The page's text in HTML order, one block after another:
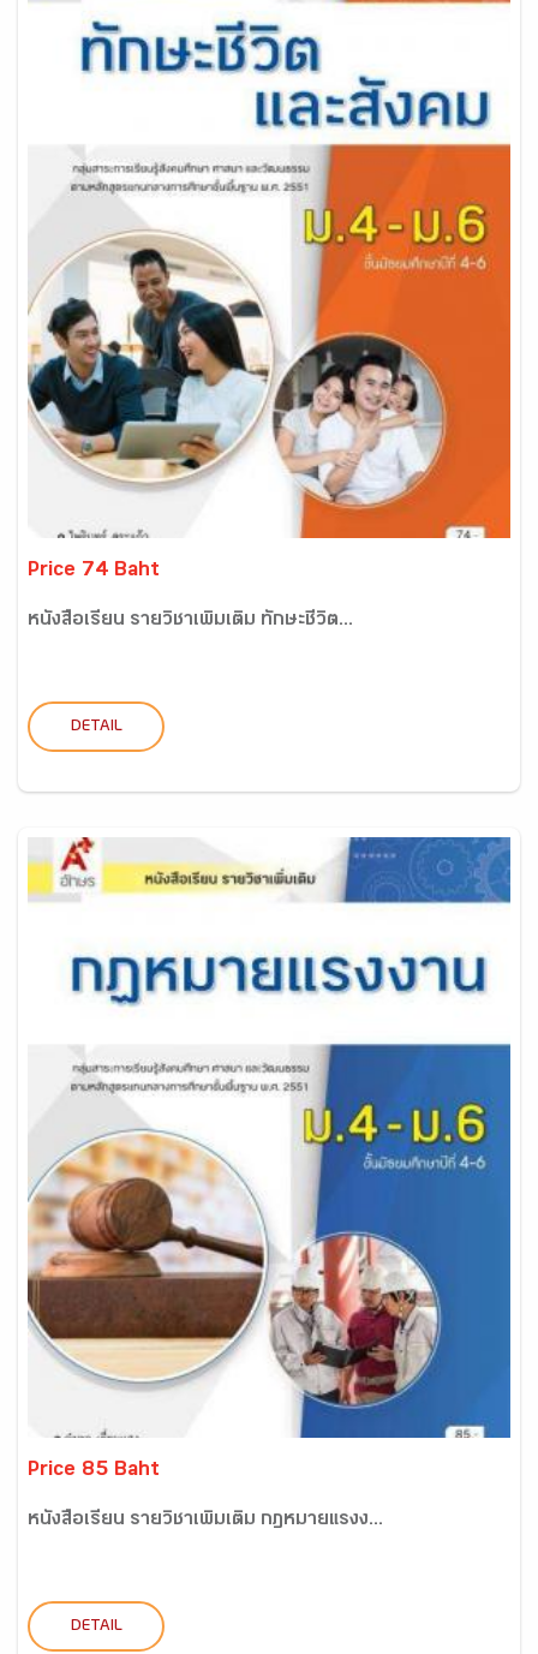
Price 74 Baht
หนังสือเรียน รายวิชาเพิ่มเติม ทักษะชีวิต...
DETAIL
Price 85 Baht
หนังสือเรียน รายวิชาเพิ่มเติม กฏหมายแรงง...
DETAIL